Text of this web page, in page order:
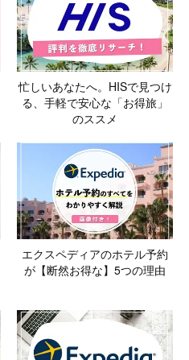
忙しいあなたへ。HISで見つけ
る、手軽で安心な「お得旅」
のススメ
エクスペディアのホテル予約
が【断然お得な】5つの理由